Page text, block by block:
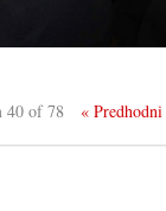
40 of 78 « Predhodni